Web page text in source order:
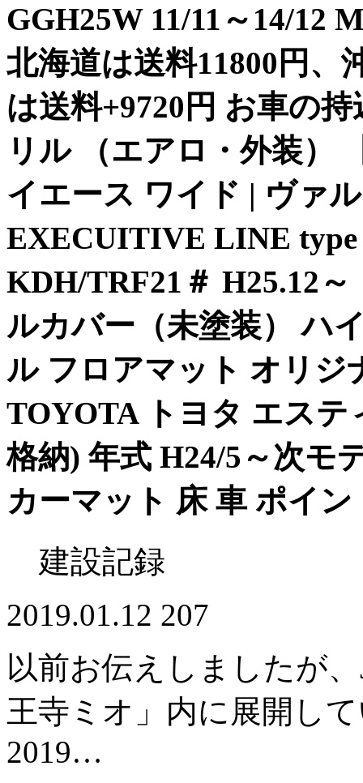
GGH25W 11/11～14/12
北海道は送料11800円
は送料+9720円 お車の
リル （エアロ・外装）
イエース ワイド | ヴァ
EXECUITIVE LINE
KDH/TRF21＃ H25.12
ルカバー（未塗装） ハ
ル フロアマット オリジ
TOYOTA トヨタ エステ
格納) 年式 H24/5～次モ
カーマット 床 車 ポイン
建設記録
2019.01.12 207
以前お伝えしましたが
王寺ミオ」内に展開し
2019…